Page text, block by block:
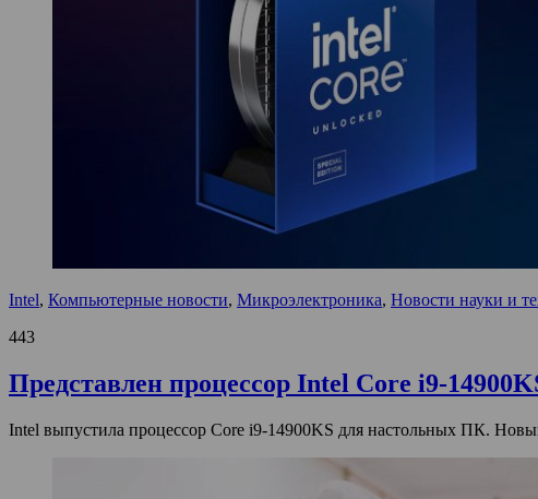
Intel, Компьютерные новости, Микроэлектроника, Новости науки и
443
Представлен процессор Intel Core i9-
Intel выпустила процессор Core i9-14900KS для настольных ПК.